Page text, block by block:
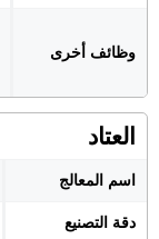
وظائف أخرى
العتاد
اسم المعالج
دقة التصنيع